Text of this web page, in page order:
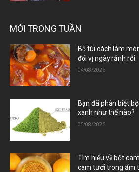
MỚI TRONG TUẦN
Bỏ túi cách làm
đổi vị ngày rảnh rỗi
04/08/2026
Bạn đã phân biệt
xanh như thế nào?
05/08/2026
Tìm hiểu về bột
cam tươi trong ẩm